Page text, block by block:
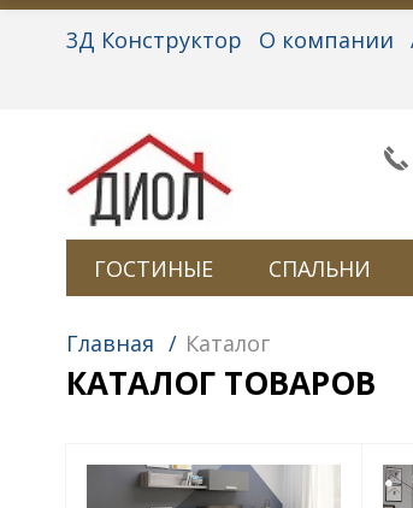
3Д Конструктор О компании
ГОСТИНЫЕ СПАЛЬНИ
Главная / Каталог
КАТАЛОГ ТОВАРОВ